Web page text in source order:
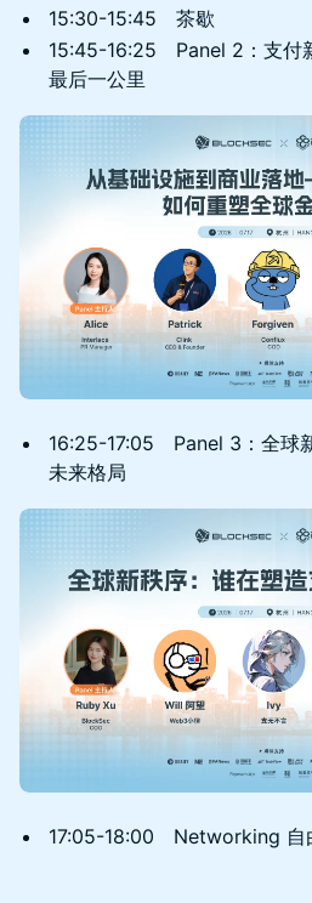
15:30-15:45 茶歇
15:45-16:25 Panel 2：支付
最后一公里
16:25-17:05 Panel 3：全球
未来格局
17:05-18:00 Networking 自